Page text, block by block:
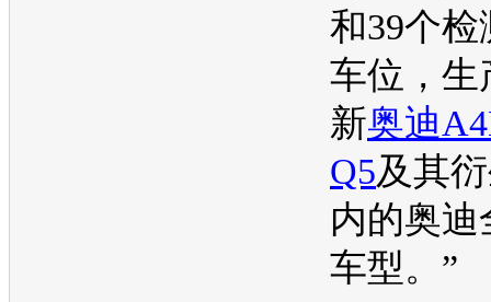
和39个
车位，生
新奥迪
Q5及其
内的奥迪
车型。”